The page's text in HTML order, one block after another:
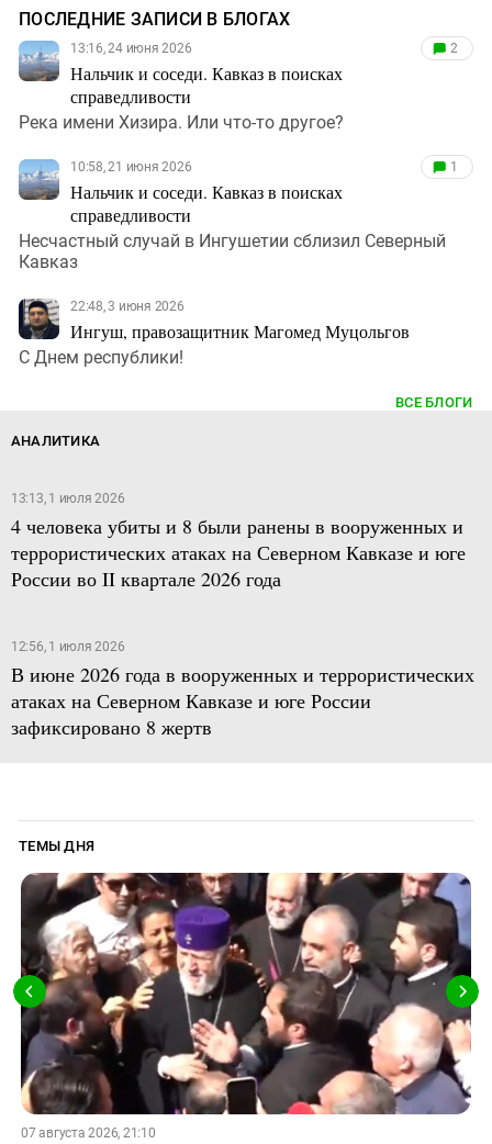
ПОСЛЕДНИЕ ЗАПИСИ В БЛОГАХ
13:16, 24 июня 2026
Нальчик и соседи. Кавказ в поисках
справедливости
2
Река имени Хизира. Или что-то другое?
10:58, 21 июня 2026
Нальчик и соседи. Кавказ в поисках
справедливости
1
Несчастный случай в Ингушетии сблизил Северный
Кавказ
22:48, 3 июня 2026
Ингуш, правозащитник Магомед Муцольгов
С Днем республики!
ВСЕ БЛОГИ
АНАЛИТИКА
13:13, 1 июля 2026
4 человека убиты и 8 были ранены в вооруженных и
террористических атаках на Северном Кавказе и юге
России во II квартале 2026 года
12:56, 1 июля 2026
В июне 2026 года в вооруженных и террористических
атаках на Северном Кавказе и юге России
зафиксировано 8 жертв
ТЕМЫ ДНЯ
07 августа 2026, 21:10